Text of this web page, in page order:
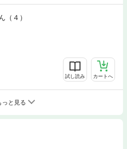
（４）
試し読み カートへ
っと見る